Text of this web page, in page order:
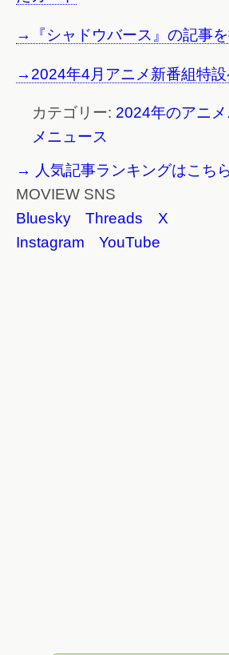
→『シャドウバース』の記事
→2024年4月アニメ新番組特設
カテゴリー: 2024年のアニ
メニュース
→ 人気記事ランキングはこちら
MOVIEW SNS
Bluesky
Threads
X
Instagram
YouTube